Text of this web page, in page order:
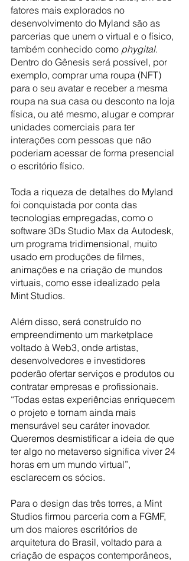
fatores mais explorados no
desenvolvimento do Myland são as
parcerias que unem o virtual e o físico,
também conhecido como phygital.
Dentro do Gênesis será possível, por
exemplo, comprar uma roupa (NFT)
para o seu avatar e receber a mesma
roupa na sua casa ou desconto na loja
física, ou até mesmo, alugar e comprar
unidades comerciais para ter
interações com pessoas que não
poderiam acessar de forma presencial
o escritório físico.
Toda a riqueza de detalhes do Myland
foi conquistada por conta das
tecnologias empregadas, como o
software 3Ds Studio Max da Autodesk,
um programa tridimensional, muito
usado em produções de filmes,
animações e na criação de mundos
virtuais, como esse idealizado pela
Mint Studios.
Além disso, será construído no
empreendimento um marketplace
voltado à Web3, onde artistas,
desenvolvedores e investidores
poderão ofertar serviços e produtos ou
contratar empresas e profissionais.
“Todas estas experiências enriquecem
o projeto e tornam ainda mais
mensurável seu caráter inovador.
Queremos desmistificar a ideia de que
ter algo no metaverso significa viver 24
horas em um mundo virtual”,
esclarecem os sócios.
Para o design das três torres, a Mint
Studios firmou parceria com a FGMF,
um dos maiores escritórios de
arquitetura do Brasil, voltado para a
criação de espaços contemporâneos,